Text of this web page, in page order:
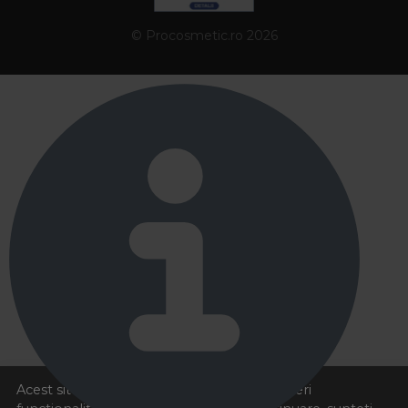
pentru caderea parului?
Este recomandat sa consulti un dermatolog atunci cand
caderea parului este brusca, accentuata, apare in zone
delimitate sau este insotita de mancarime, iritatie ori
leziuni ale scalpului. Produsele profesionale pentru
cresterea parului si anticadere pot sustine rutina de
ingrijire, dar nu inlocuiesc evaluarea medicala atunci cand
problema persista. 🌱
Acest site foloseste cookies pentru a va oferi
© Procosmetic.ro 2026